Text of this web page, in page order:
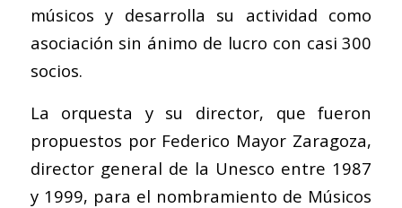
músicos y desarrolla su actividad como
asociación sin ánimo de lucro con casi 300
socios.
La orquesta y su director, que fueron
propuestos por Federico Mayor Zaragoza,
director general de la Unesco entre 1987
y 1999, para el nombramiento de Músicos